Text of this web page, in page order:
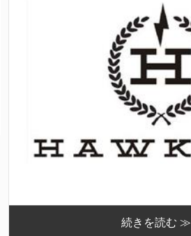
続きを読む ≫